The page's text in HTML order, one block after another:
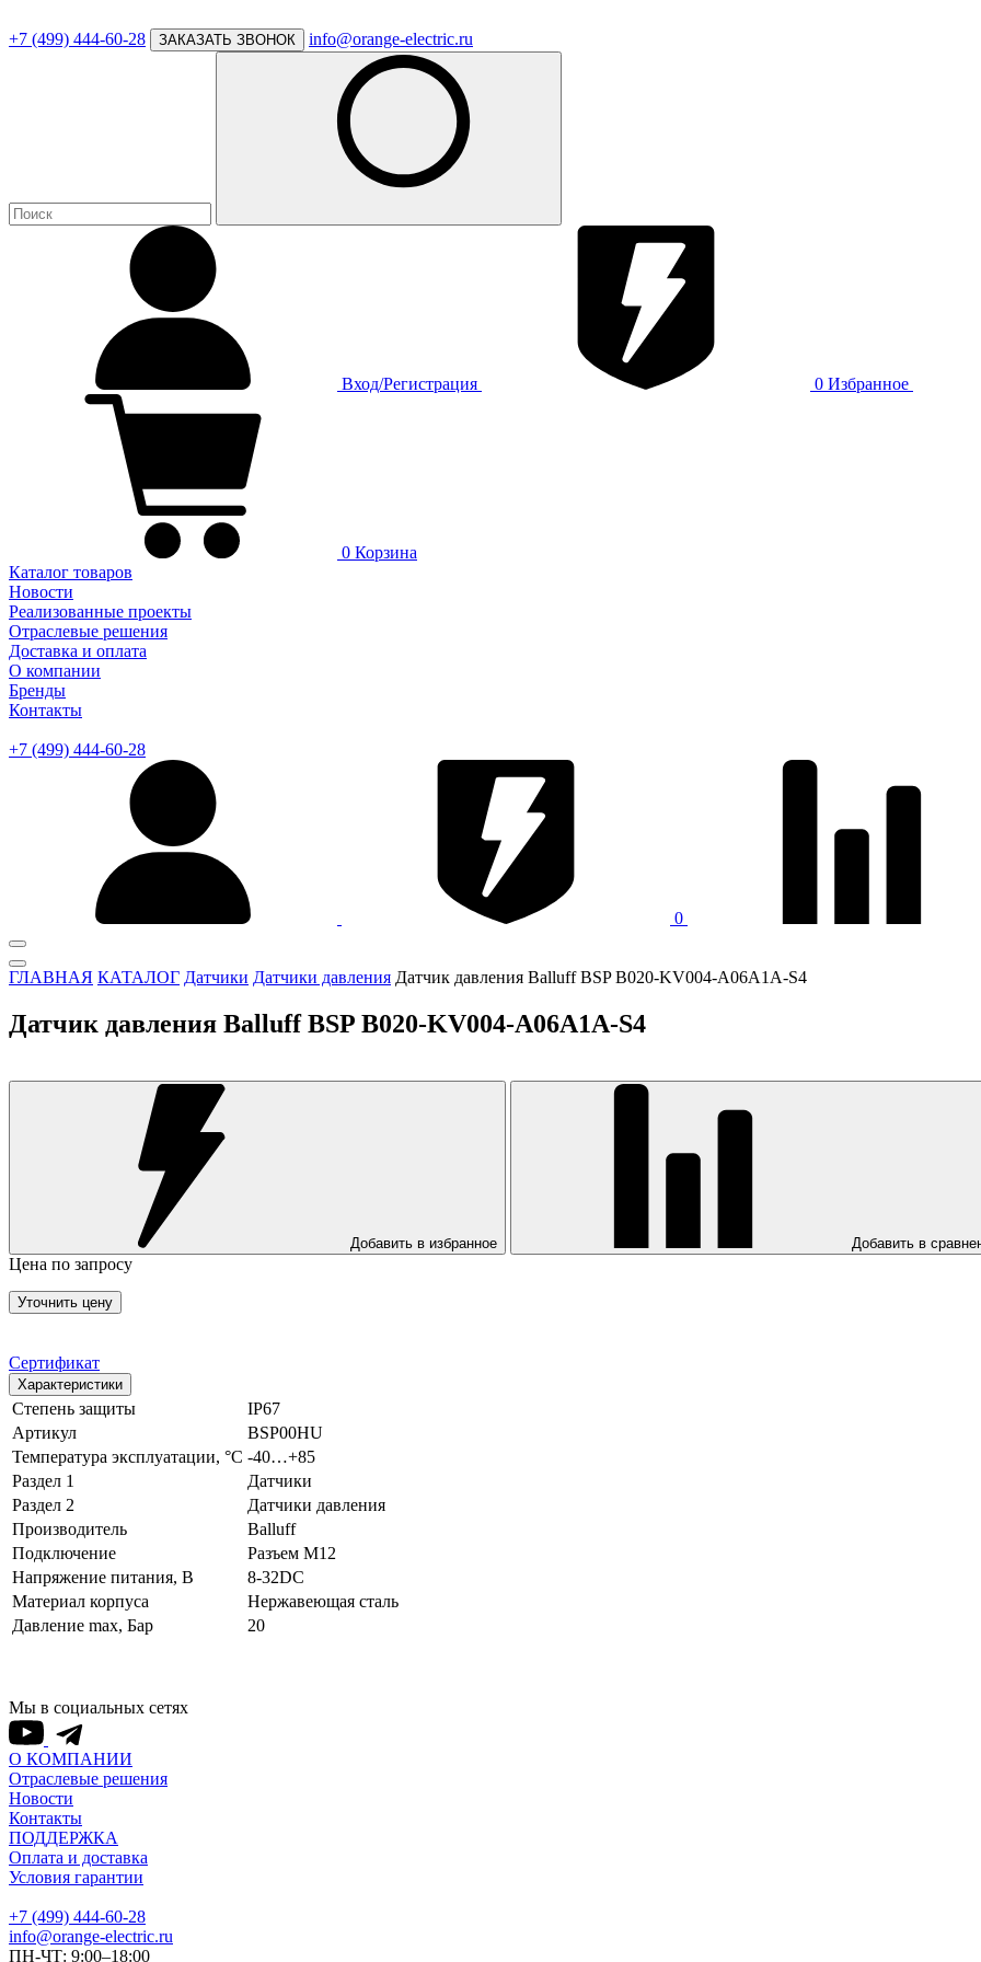
+7 (499) 444-60-28 ЗАКАЗАТЬ ЗВОНОК info@orange-electric.ru
Вход/Регистрация 0 Избранное
0 Корзина
Каталог товаров
Новости
Реализованные проекты
Отраслевые решения
Доставка и оплата
О компании
Бренды
Контакты
+7 (499) 444-60-28
0
ГЛАВНАЯ КАТАЛОГ Датчики Датчики давления Датчик давления Balluff BSP B020-KV004-A06A1A-S4
Датчик давления Balluff BSP B020-KV004-A06A1A-S4
Добавить в избранное Добавить в
Цена по запросу
Уточнить цену
Сертификат
Характеристики
Степень защиты
IP67
Артикул
BSP00HU
Температура эксплуатации, °С -40…+85
Раздел 1
Датчики
Раздел 2
Датчики давления
Производитель
Balluff
Подключение
Разъем M12
Напряжение питания, В
8-32DC
Материал корпуса
Нержавеющая сталь
Давление max, Бар
20
Мы в социальных сетях
О КОМПАНИИ
Отраслевые решения
Новости
Контакты
ПОДДЕРЖКА
Оплата и доставка
Условия гарантии
+7 (499) 444-60-28
info@orange-electric.ru
ПН-ЧТ: 9:00–18:00